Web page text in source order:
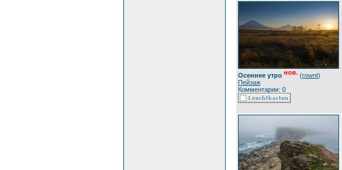
Осеннее утро нов. (rownt)
Пейзаж
Комментарии: 0